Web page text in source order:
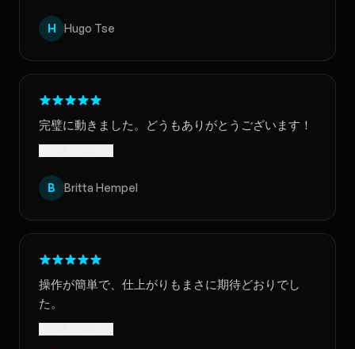
H Hugo Tse
完璧に動きました。どうもありがとうございます！
B Britta Hempel
操作が簡単で、仕上がりもまさに期待どおりでし
た。